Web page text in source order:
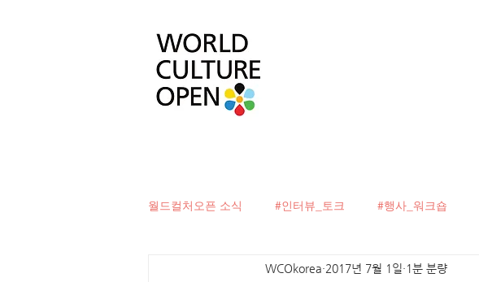
월드컬처오픈 소식 #인터뷰_토크 #행사_워크숍
#컬처디자이너발굴캠페인 #C!talk
WCOkorea 2017년 7월 1일 1분 분량